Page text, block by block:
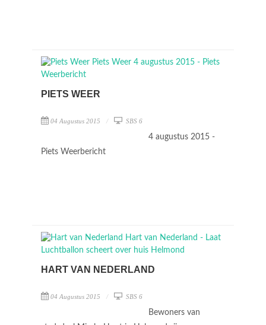
PIETS WEER
04 Augustus 2015 SBS 6
4 augustus 2015 -
Piets Weerbericht
HART VAN NEDERLAND
04 Augustus 2015 SBS 6
Bewoners van